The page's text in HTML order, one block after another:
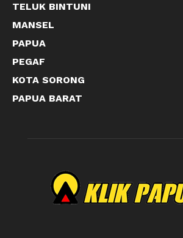
TELUK BINTUNI
MANSEL
PAPUA
PEGAF
KOTA SORONG
PAPUA BARAT